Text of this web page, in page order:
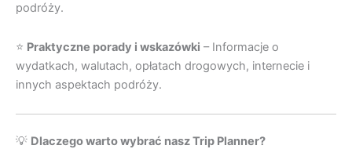
podróży.
⭐ Praktyczne porady i wskazówki – Informacje o
wydatkach, walutach, opłatach drogowych, internecie i
innych aspektach podróży.
💡 Dlaczego warto wybrać nasz Trip Planner?